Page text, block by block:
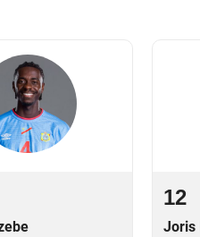
12
Joris